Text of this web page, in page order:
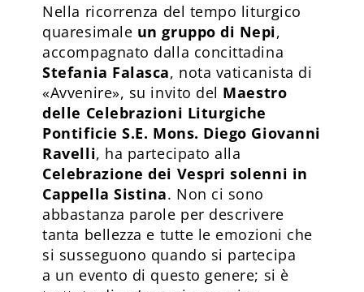
Nella ricorrenza del tempo liturgico
quaresimale un gruppo di Nepi,
accompagnato dalla concittadina
Stefania Falasca, nota vaticanista di
«Avvenire», su invito del Maestro
delle Celebrazioni Liturgiche
Pontificie S.E. Mons. Diego Giovanni
Ravelli, ha partecipato alla
Celebrazione dei Vespri solenni in
Cappella Sistina. Non ci sono
abbastanza parole per descrivere
tanta bellezza e tutte le emozioni che
si susseguono quando si partecipa
a un evento di questo genere; si è